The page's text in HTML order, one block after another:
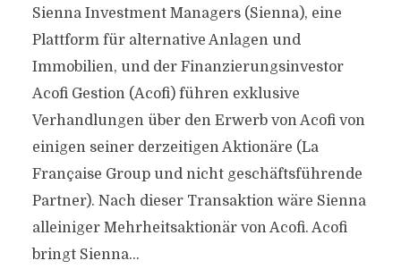
Sienna Investment Managers (Sienna), eine
Plattform für alternative Anlagen und
Immobilien, und der Finanzierungsinvestor
Acofi Gestion (Acofi) führen exklusive
Verhandlungen über den Erwerb von Acofi von
einigen seiner derzeitigen Aktionäre (La
Française Group und nicht geschäftsführende
Partner). Nach dieser Transaktion wäre Sienna
alleiniger Mehrheitsaktionär von Acofi. Acofi
bringt Sienna...